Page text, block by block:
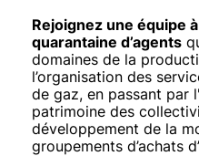
Contrôle des
Animation -
Contenu
Texte
Rejoignez une équipe
quarantaine d’agents
domaines de la
l’organisation des
de gaz, en passant par
patrimoine des
développement de la
groupements d’achats